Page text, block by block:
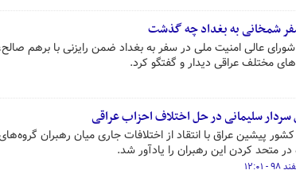
شمخانی به بغداد چه گذشت
شورای عالی امنیت ملی در سفر به بغداد ضمن رایزنی با برهم
مختلف عراقی دیدار و گفتگو کرد.
سلیمانی در حل اختلاف احزاب عراقی
کشور پیشین عراق با انتقاد از اختلافات جاری میان رهبران
در متحد کردن این رهبران را یادآور شد.